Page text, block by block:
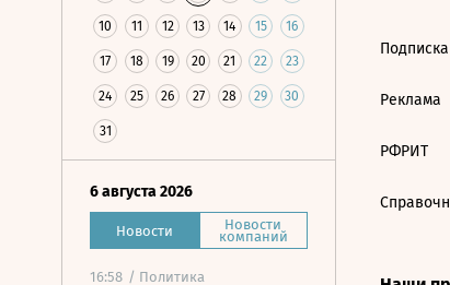
10 11 12 13 14 15 16
17 18 19 20 21 22 23
24 25 26 27 28 29 30
31
6 августа 2026
Новости Новости
компаний
16:58 / Политика
Подписка
Реклама
РФРИТ